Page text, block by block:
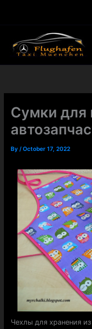
Сумки для
By/October 17, 2022
Чехлы для хранения